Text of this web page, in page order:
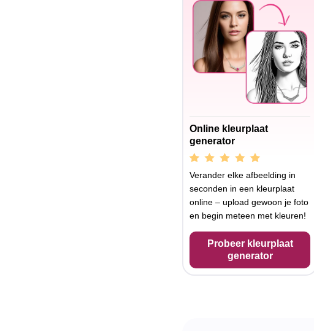
Online kleurplaat
generator
Verander elke afbeelding in
seconden in een kleurplaat
online – upload gewoon je foto
en begin meteen met kleuren!
Probeer kleurplaat
generator